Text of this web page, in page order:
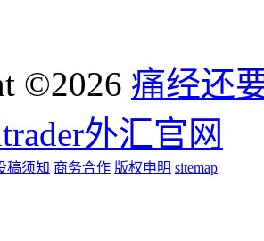
©2026 痛经还
外汇官网
稿须知 商务合作 版权申明 sitemap